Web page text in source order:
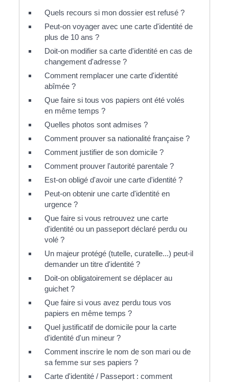
Quels recours si mon dossier est refusé ?
Peut-on voyager avec une carte d'identité de
plus de 10 ans ?
Doit-on modifier sa carte d'identité en cas de
changement d'adresse ?
Comment remplacer une carte d'identité
abîmée ?
Que faire si tous vos papiers ont été volés
en même temps ?
Quelles photos sont admises ?
Comment prouver sa nationalité française ?
Comment justifier de son domicile ?
Comment prouver l'autorité parentale ?
Est-on obligé d'avoir une carte d'identité ?
Peut-on obtenir une carte d'identité en
urgence ?
Que faire si vous retrouvez une carte
d'identité ou un passeport déclaré perdu ou
volé ?
Un majeur protégé (tutelle, curatelle...) peut-il
demander un titre d'identité ?
Doit-on obligatoirement se déplacer au
guichet ?
Que faire si vous avez perdu tous vos
papiers en même temps ?
Quel justificatif de domicile pour la carte
d'identité d'un mineur ?
Comment inscrire le nom de son mari ou de
sa femme sur ses papiers ?
Carte d'identité / Passeport : comment